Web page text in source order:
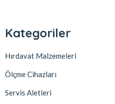
Kategoriler
Hırdavat Malzemeleri
Ölçme Cihazları
Servis Aletleri